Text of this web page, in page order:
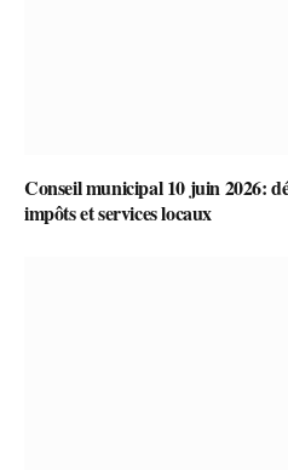
Conseil municipal 10 juin 2026:
impôts et services locaux